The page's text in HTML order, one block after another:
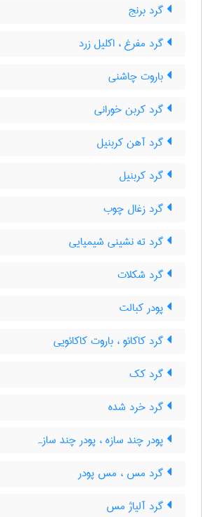
گرد برنج
گرد مفرغ ، اکلیل زرد
باروت چاشنی
گرد کربن خورانی
گرد آهن کربنیل
گرد کربنیل
گرد زغال چوب
گرد ته نشینی شیمیایی
گرد شکلات
پودر کبالت
گرد کاکائو ، باروت کاکائویی
گرد کک
گرد خرد شده
پودر چند سازه ، پودر چند سازہ
گرد مس ، مس پودر
گرد آلیاژ مس